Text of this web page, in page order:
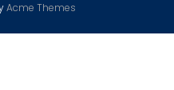
Acme Themes